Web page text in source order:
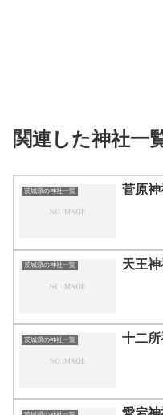
関連した神社一
茨城県の神社一覧 菅原
茨城県の神社一覧 天王
茨城県の神社一覧 十二